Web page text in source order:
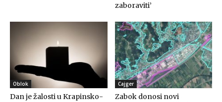
zaboraviti’
Oblok
Dan je žalosti u Krapinsko-
Cajger
Zabok donosi novi